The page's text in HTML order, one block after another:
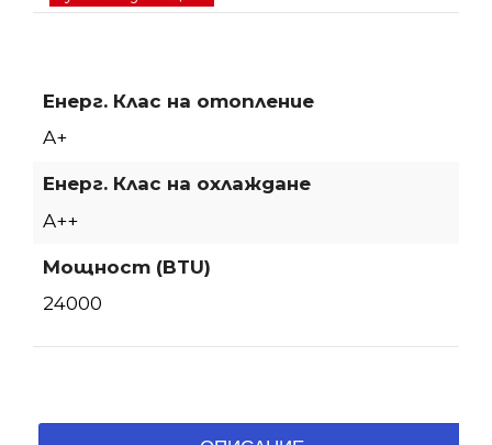
Енерг. Клас на отопление
A+
Енерг. Клас на охлаждане
A++
Мощност (BTU)
24000